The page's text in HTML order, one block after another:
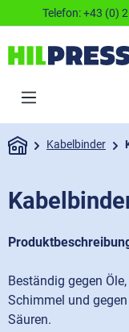
Telefon:+43 (0)
Kabelbinder
Beständig gegen
Schimmel und
Säuren.